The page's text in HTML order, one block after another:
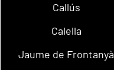
Callús
Calella
Jaume de Frontanyà